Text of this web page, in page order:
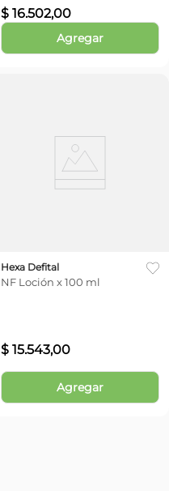
$ 16.502,00
Agregar
Hexa Defital
NF Loción x 100 ml
$ 15.543,00
Agregar